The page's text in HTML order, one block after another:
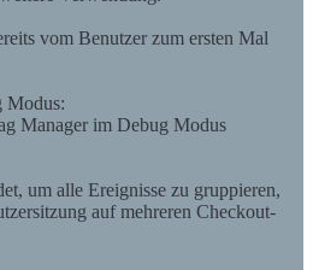
vom Benutzer zum ersten Mal
Modus:
Manager im Debug Modus
um alle Ereignisse zu gruppieren,
auf mehreren Checkout-